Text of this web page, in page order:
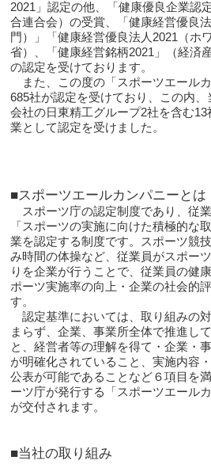
2021」認定の他、「健康優良企業認
合連合会）の受賞、「健康経営優良
門）」「健康経営優良法人2021（ホ
省）、「健康経営銘柄2021」（経済
の認定を受けております。
また、この度の「スポーツエール
685社が認定を受けており、この内
会社の日東精工グループ2社を含む
業として認定を受けました。
■スポーツエールカンパニーとは
スポーツ庁の認定制度であり、従
「スポーツの実施に向けた積極的な
業を認定する制度です。スポーツ競
み時間の体操など、従業員がスポー
りを企業が行うことで、従業員の健
ポーツ実施率の向上・企業の社会的
す。
認定基準においては、取り組みの
まらず、企業、事業所全体で推進し
と、経営者等の理解を得て・企業・
が明確化されていること、実施内容
公表が可能であることなど６項目を
ーツ庁が発行する「スポーツエール
が交付されます。
■当社の取り組み